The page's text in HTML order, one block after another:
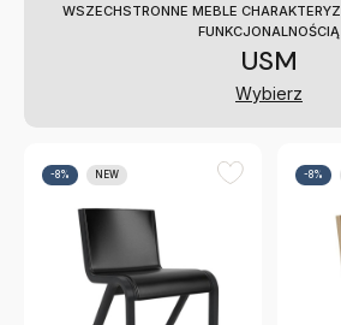
WSZECHSTRONNE MEBLE
FUNKCJONALNOŚCIĄ
USM
Wybierz
-8% NEW -8%